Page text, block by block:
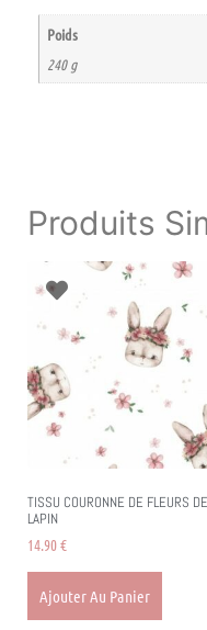
Poids
240 g
Produits
TISSU COURONNE DE FLEURS DE
LAPIN
14.90€
Ajouter Au Panier